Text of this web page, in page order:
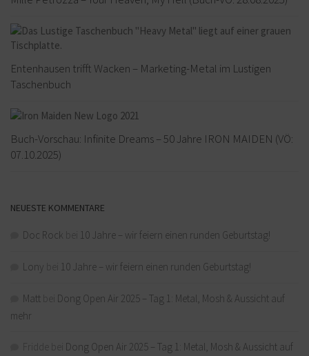
Entenhausen trifft Wacken – Marketing-Metal im Lustigen
Taschenbuch
Buch-Vorschau: Infinite Dreams – 50 Jahre IRON MAIDEN (VÖ:
07.10.2025)
NEUESTE KOMMENTARE
Doc Rock 10 Jahre – wir feiern einen runden Geburtstag!
Lony 10 Jahre – wir feiern einen runden Geburtstag!
Matt
Dong Open Air 2025 – Tag 1: Metal, Mosh & Aussicht auf
mehr
Dong Open Air 2025 – Tag 1: Metal, Mosh & Aussicht auf